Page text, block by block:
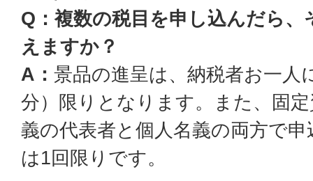
Q：複数の税目を申し込んだら
えますか？
A： 景品の進呈は、納税者お一人
分）限りとなります。また、固
義の代表者と個人名義の両方で
は1回限りです。